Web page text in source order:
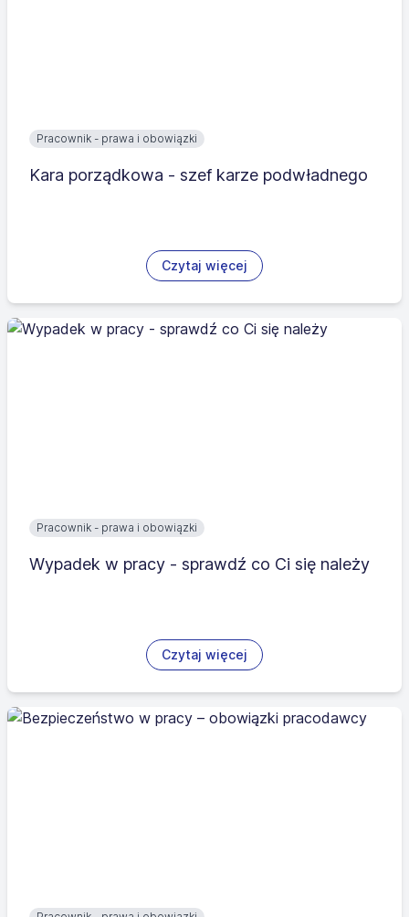
Pracownik - prawa i obowiązki
Kara porządkowa - szef karze podwładnego
Czytaj więcej
Pracownik - prawa i obowiązki
Wypadek w pracy - sprawdź co Ci się należy
Czytaj więcej